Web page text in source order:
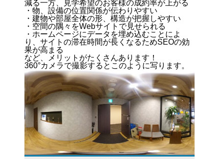
減る一方、見学希望のお客様の成約率が上がる
・物、設備の位置関係が伝わりやすい
・建物や部屋全体の形、構造が把握しやすい
・空間の隅々をWebサイトで見せられる
・ホームページにデータを埋め込むことによ
り、サイトの滞在時間が長くなるためSEOの効
果が高まる
など、メリットがたくさんあります！
360°カメラで撮影するとこのように写ります。